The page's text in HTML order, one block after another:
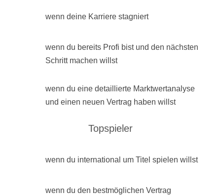
wenn deine Karriere stagniert
wenn du bereits Profi bist und den nächsten
Schritt machen willst
wenn du eine detaillierte Marktwertanalyse
und einen neuen Vertrag haben willst
Topspieler
wenn du international um Titel spielen willst
wenn du den bestmöglichen Vertrag